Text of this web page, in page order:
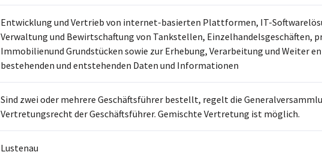
Entwicklung und Vertrieb von internet-basierten Plattformen, IT-
Verwaltung und Bewirtschaftung von Tankstellen,
Immobilienund Grundstücken sowie zur Erhebung, Verarbeitung und Weiter
bestehenden und entstehenden Daten und Informationen
Sind zwei oder mehrere Geschäftsführer bestellt, regelt die
Vertretungsrecht der Geschäftsführer. Gemischte Vertretung ist möglich.
Lustenau